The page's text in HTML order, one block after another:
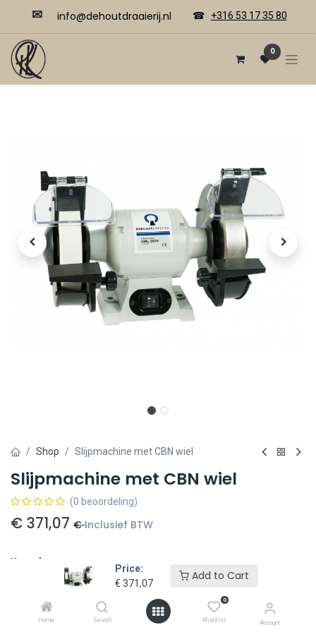
Price:
€ 371,07
Add to Cart
Home Search
0
Wishlist Account
✉ ​​info@dehoutdraaierij.nl ☎ +316 53 17 35 80
0
Shop Slijpmachine met CBN wiel
Slijpmachine met CBN wiel
(0 beoordeling)
€ 371,07 € Inclusief BTW
Korrel
korrel 120€449,00 korrel 280
korrel 500 449,00